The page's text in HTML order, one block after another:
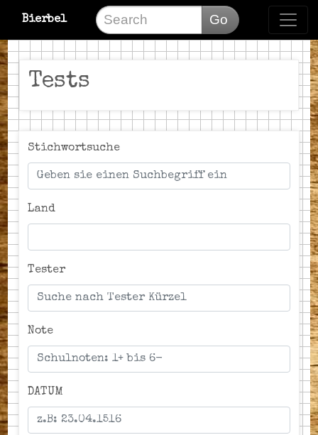
Bierbel Go
Tests
Stichwortsuche
Land
Tester
Note
DATUM